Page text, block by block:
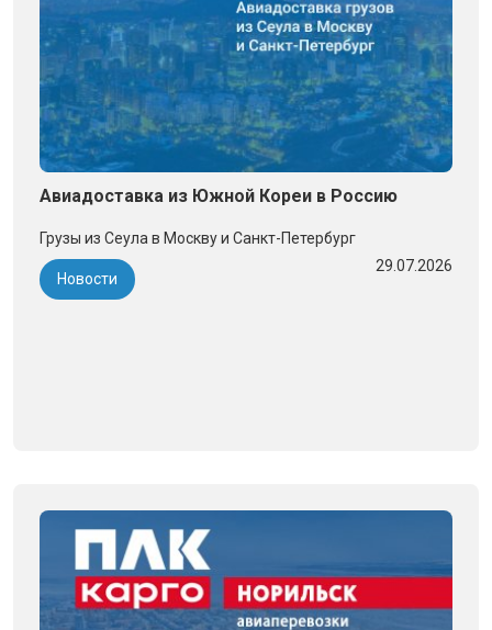
Авиадоставка из Южной Кореи в Россию
Грузы из Сеула в Москву и Санкт-Петербург
Новости
29.07.2026